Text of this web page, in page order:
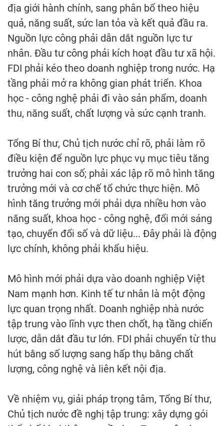
địa giới hành chính, sang phân bổ theo hiệu
quả, năng suất, sức lan tỏa và kết quả đầu ra.
Nguồn lực công phải dẫn dắt nguồn lực tư
nhân. Đầu tư công phải kích hoạt đầu tư xã hội.
FDI phải kéo theo doanh nghiệp trong nước. Hạ
tầng phải mở ra không gian phát triển. Khoa
học - công nghệ phải đi vào sản phẩm, doanh
thu, năng suất, chất lượng và sức cạnh tranh.
Tổng Bí thư, Chủ tịch nước chỉ rõ, phải làm rõ
điều kiện để nguồn lực phục vụ mục tiêu tăng
trưởng hai con số; phải xác lập rõ mô hình tăng
trưởng mới và cơ chế tổ chức thực hiện. Mô
hình tăng trưởng mới phải dựa nhiều hơn vào
năng suất, khoa học - công nghệ, đổi mới sáng
tạo, chuyển đổi số và dữ liệu... Đây phải là động
lực chính, không phải khẩu hiệu.
Mô hình mới phải dựa vào doanh nghiệp Việt
Nam mạnh hơn. Kinh tế tư nhân là một động
lực quan trọng nhất. Doanh nghiệp nhà nước
tập trung vào lĩnh vực then chốt, hạ tầng chiến
lược, dẫn dắt đầu tư lớn. FDI phải chuyển từ thu
hút bằng số lượng sang hấp thụ bằng chất
lượng, công nghệ và liên kết nội địa.
Về nhiệm vụ, giải pháp trọng tâm, Tổng Bí thư,
Chủ tịch nước đề nghị tập trung: xây dựng gói